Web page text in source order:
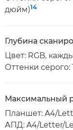
дюйм)14
Глубина
Цвет: RGB,
Оттенки серого:
Максимальный
Планшет: A4/
АПД: A4/Letter/